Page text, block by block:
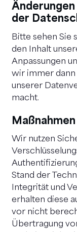
der
Bitte sehen Sie
den Inhalt
Anpassungen
wir immer dann
unserer
macht.
Wir nutzen
Stand der
Integrität und
erhalten diese
vor nicht
Übertragung